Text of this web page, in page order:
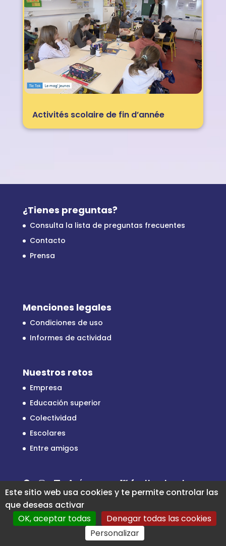
Activités scolaire de fin d’année
¿Tienes preguntas?
Consulta la lista de preguntas frecuentes
Contacto
Prensa
Menciones legales
Condiciones de uso
Informes de actividad
Nuestros retos
Empresa
Educación superior
Colectividad
Escolares
Entre amigos
Facebook Instagram LinkedIn Apóyenos en1% for the planet
Este sitio web usa cookies y te permite controlar las
que deseas activar
OK, aceptar todas
Denegar todas las cookies
Personalizar